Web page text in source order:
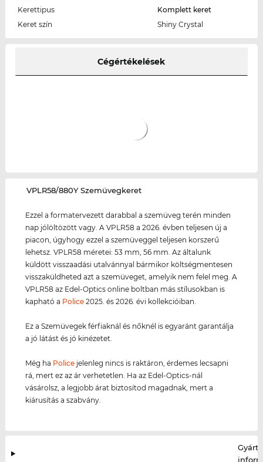
Kerettipus
Komplett keret
Keret szín
Shiny Crystal
Cégértékelések
‌VPLR58/880Y Szemüvegkeret
Ezzel a formatervezett darabbal a szemüveg terén minden
nap jólöltözött vagy. A VPLR58 a 2026. évben teljesen új a
piacon, úgyhogy ezzel a szemüveggel teljesen korszerű
lehetsz. VPLR58 méretei: 53 mm, 56 mm. Az általunk
küldött visszaadási utalvánnyal bármikor költségmentesen
visszaküldheted azt a szemüveget, amelyik nem felel meg. A
VPLR58 az Edel-Optics online boltban más stílusokban is
kapható a Police 2025. és 2026. évi kollekcióiban.
Ez a Szemüvegek férfiaknál és nőknél is egyaránt garantálja
a jó látást és jó kinézetet.
Még ha Police jelenleg nincs is raktáron, érdemes lecsapni
rá, mert ez az ár verhetetlen. Ha az Edel-Optics-nál
vásárolsz, a legjobb árat biztosítod magadnak, mert a
kiárusítás a szabvány.